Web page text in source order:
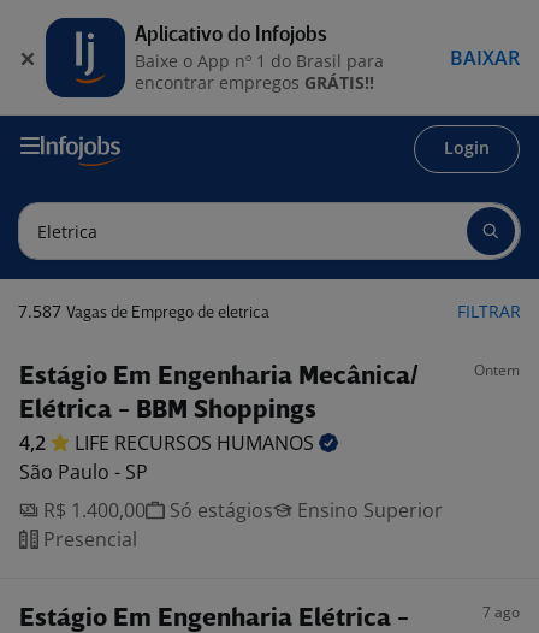
Login
7.587 Vagas de Emprego de eletrica FILTRAR
Estágio Em Engenharia Mecânica/
Elétrica - BBM Shoppings
Ontem
4,2 LIFE RECURSOS HUMANOS
São Paulo - SP
R$ 1.400,00
Só estágios
Ensino Superior
Presencial
Estágio Em Engenharia Elétrica -
7 ago
Aplicativo do Infojobs
Baixe o App nº 1 do Brasil para
encontrar empregos GRÁTIS!!
BAIXAR